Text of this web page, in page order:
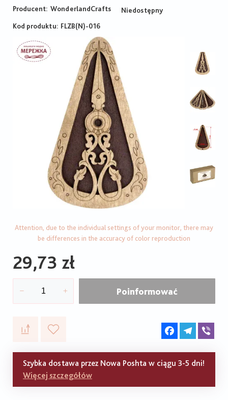
Producent: WonderlandCrafts
Niedostępny
Kod produktu
FLZB(N)-016
Attention, due to the individual settings of your monitor, there may
be differences in the accuracy of color reproduction
29,73 zł
Poinformować
FacebookTelegram
Szybka dostawa przez Nowa Poshta w ciągu 3-5 dni!
Więcej szczegółów